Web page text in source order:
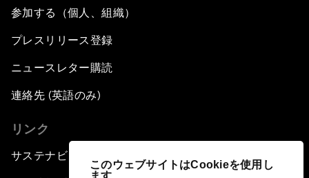
このウェブサイトはCookieを使用し
ます
参加する（個人、組織）
プレスリリース登録
ニュースレター購読
連絡先 (英語のみ)
リンク
サステナビリティへの取り組み